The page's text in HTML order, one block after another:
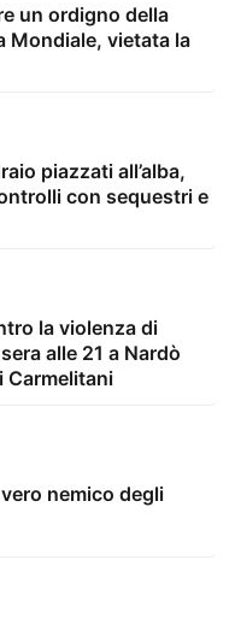
un ordigno della
Mondiale, vietata la
piazzati all’alba,
con sequestri e
la violenza di
alle 21 a Nardò
Carmelitani
nemico degli